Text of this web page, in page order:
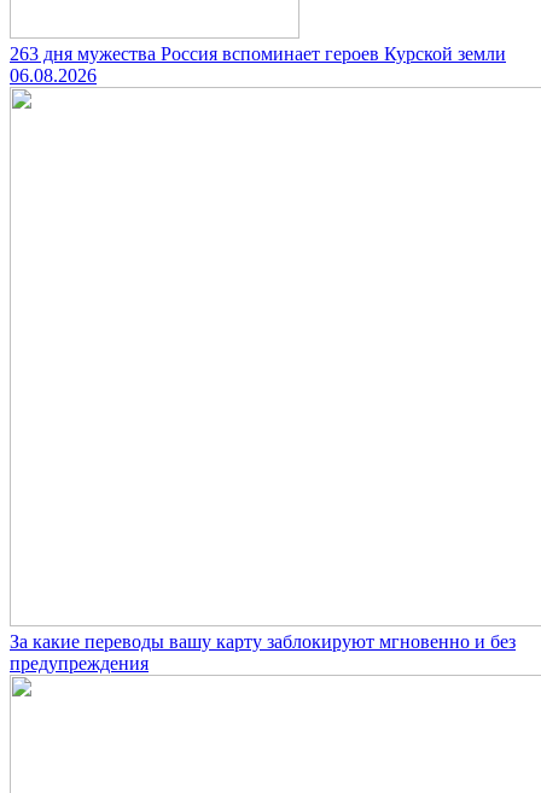
263 дня мужества Россия вспоминает героев Курской земли
06.08.2026
За какие переводы вашу карту заблокируют мгновенно и без
предупреждения